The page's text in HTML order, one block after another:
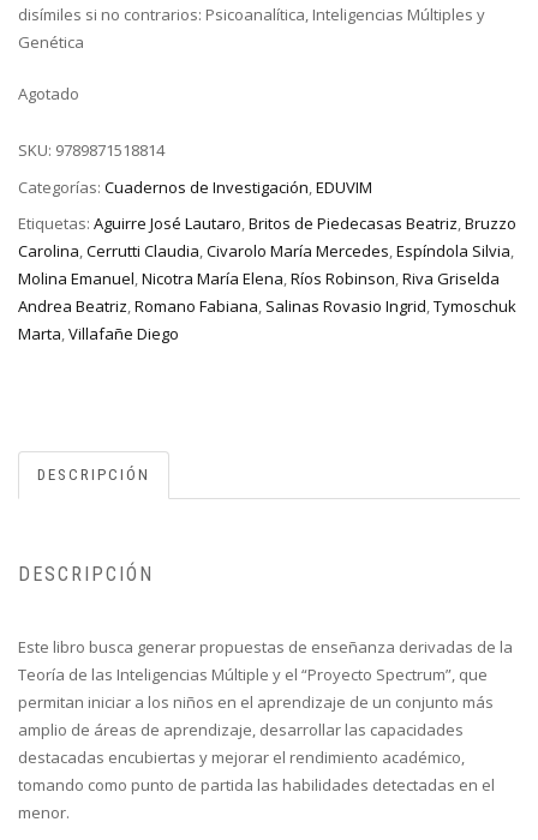
disímiles si no contrarios: Psicoanalítica, Inteligencias Múltiples y
Genética
Agotado
SKU: 9789871518814
Categorías: Cuadernos de Investigación,EDUVIM
Etiquetas: Aguirre José Lautaro,Britos de Piedecasas Beatriz,Bruzzo
Carolina,Cerrutti Claudia,Civarolo María Mercedes,Espíndola Silvia,
Molina Emanuel,Nicotra María Elena,Ríos Robinson,Riva Griselda
Andrea Beatriz,Romano Fabiana, Salinas Rovasio Ingrid,Tymoschuk
Marta,Villafañe Diego
DESCRIPCIÓN
DESCRIPCIÓN
Este libro busca generar propuestas de enseñanza derivadas de la
Teoría de las Inteligencias Múltiple y el “Proyecto Spectrum”, que
permitan iniciar a los niños en el aprendizaje de un conjunto más
amplio de áreas de aprendizaje, desarrollar las capacidades
destacadas encubiertas y mejorar el rendimiento académico,
tomando como punto de partida las habilidades detectadas en el
menor.